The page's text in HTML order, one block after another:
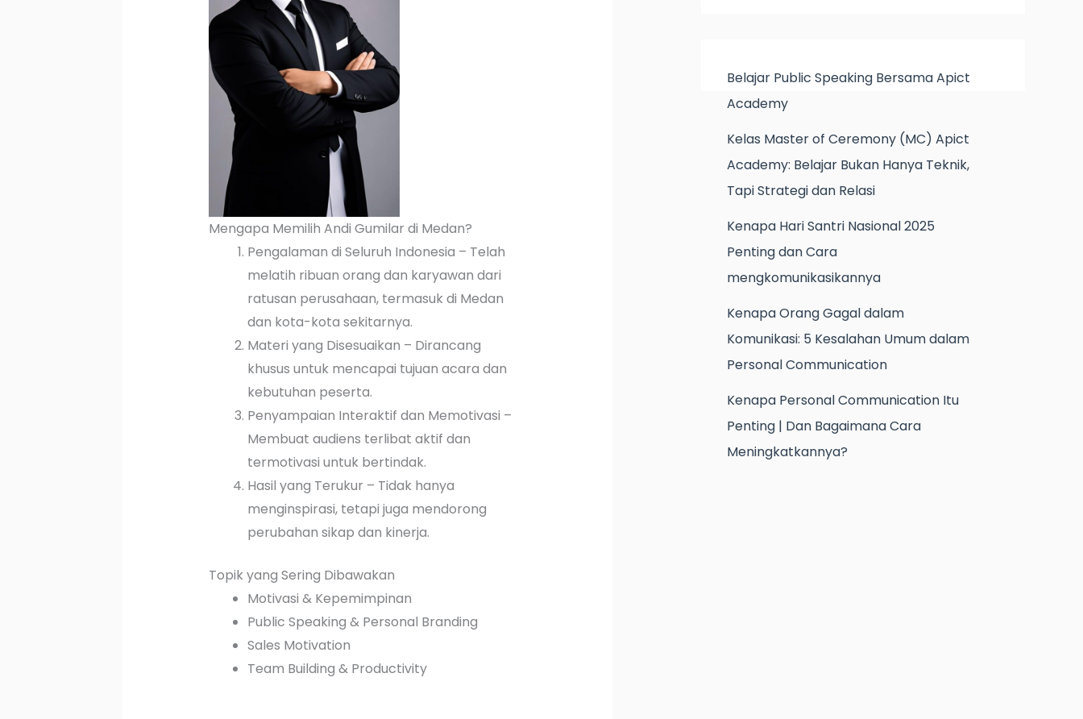
Mengapa Memilih Andi Gumilar di Medan?
Pengalaman di Seluruh Indonesia – Telah
melatih ribuan orang dan karyawan dari
ratusan perusahaan, termasuk di Medan
dan kota-kota sekitarnya.
Materi yang Disesuaikan – Dirancang
khusus untuk mencapai tujuan acara dan
kebutuhan peserta.
Penyampaian Interaktif dan Memotivasi –
Membuat audiens terlibat aktif dan
termotivasi untuk bertindak.
Hasil yang Terukur – Tidak hanya
menginspirasi, tetapi juga mendorong
perubahan sikap dan kinerja.
Topik yang Sering Dibawakan
Motivasi & Kepemimpinan
Public Speaking & Personal Branding
Sales Motivation
Team Building & Productivity
Belajar Public Speaking Bersama Apict
Academy
Kelas Master of Ceremony (MC) Apict
Academy: Belajar Bukan Hanya Teknik,
Tapi Strategi dan Relasi
Kenapa Hari Santri Nasional 2025
Penting dan Cara
mengkomunikasikannya
Kenapa Orang Gagal dalam
Komunikasi: 5 Kesalahan Umum dalam
Personal Communication
Kenapa Personal Communication Itu
Penting | Dan Bagaimana Cara
Meningkatkannya?